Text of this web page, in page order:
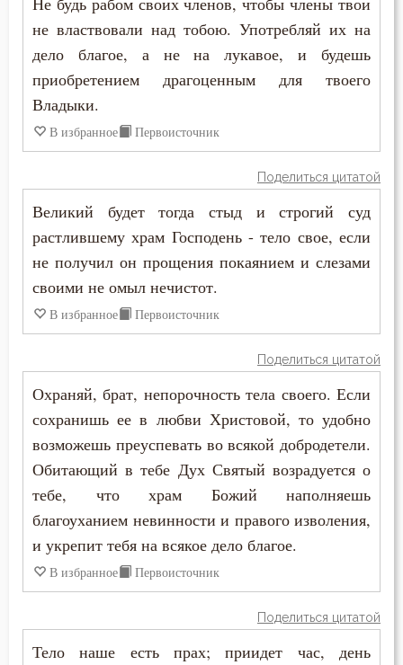
Промысел Божий
Прошение
Прощение
Пьянство
Работа
Радость
Разум
Раскаяние
Рассеянность
Ревность по Богу
Родители
Ропот
не властвовали над тобою. Употребляй их на
дело благое, а не на лукавое, и будешь
приобретением драгоценным для твоего
Владыки.
В избранное Первоисточник
Поделиться цитатой
Великий будет тогда стыд и строгий суд
растлившему храм Господень - тело свое, если
не получил он прощения покаянием и слезами
своими не омыл нечистот.
В избранное Первоисточник
Поделиться цитатой
Охраняй, брат, непорочность тела своего. Если
сохранишь ее в любви Христовой, то удобно
возможешь преуспевать во всякой добродетели.
Обитающий в тебе Дух Святый возрадуется о
тебе, что храм Божий наполняешь
благоуханием невинности и правого изволения,
и укрепит тебя на всякое дело благое.
В избранное Первоисточник
Поделиться цитатой
Тело наше есть прах; приидет час, день